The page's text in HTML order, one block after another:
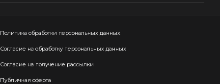
Политика обработки персональных данных
Согласие на обработку персональных данных
Согласие на получение рассылки
Публичная оферта